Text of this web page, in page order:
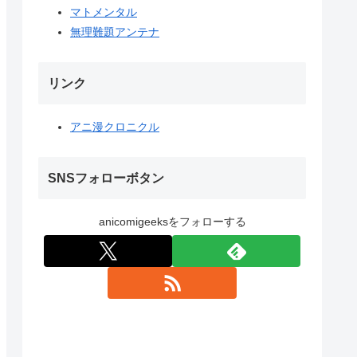
マトメンタル
無理難題アンテナ
リンク
アニ漫クロニクル
SNSフォローボタン
anicomigeeksをフォローする